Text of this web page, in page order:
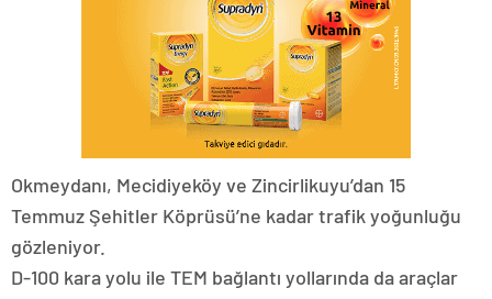
Okmeydanı, Mecidiyeköy ve Zincirlikuyu’dan 15
Temmuz Şehitler Köprüsü’ne kadar trafik yoğunluğu
gözleniyor.
D-100 kara yolu ile TEM bağlantı yollarında da araçlar